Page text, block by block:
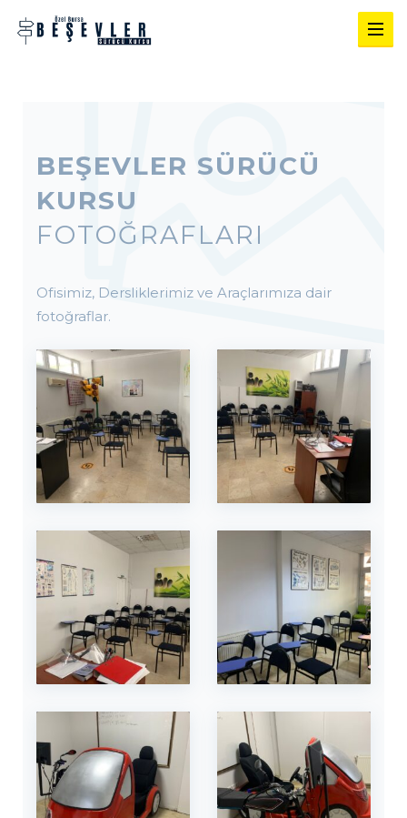
BEŞEVLER SÜRÜCÜ
KURSU
FOTOĞRAFLARI
Ofisimiz, Dersliklerimiz ve Araçlarımıza dair
fotoğraflar.